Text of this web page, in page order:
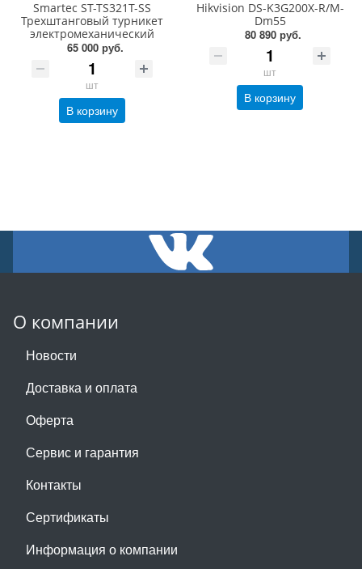
Smartec ST-TS321T-SS
Трехштанговый турникет
электромеханический
65 000 руб.
шт
В корзину
Hikvision DS-K3G200X-R/M-
Dm55
80 890 руб.
шт
В корзину
О компании
Новости
Доставка и оплата
Оферта
Сервис и гарантия
Контакты
Сертификаты
Информация о компании